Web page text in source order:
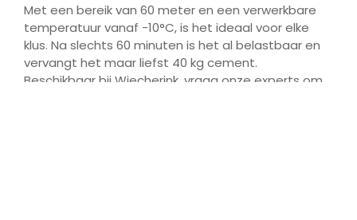
Met een bereik van 60 meter en een verwerkbare
temperatuur vanaf -10°C, is het ideaal voor elke
klus. Na slechts 60 minuten is het al belastbaar en
vervangt het maar liefst 40 kg cement.
Beschikbaar bij Wiecherink, vraag onze experts om